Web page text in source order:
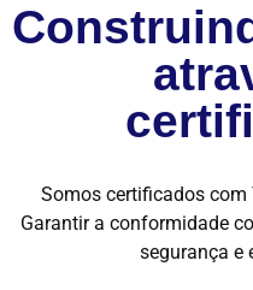
Somos certificados com
Garantir a conformidade
segurança e